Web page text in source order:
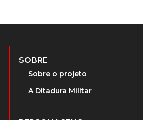
SOBRE
Sobre o projeto
A Ditadura Militar